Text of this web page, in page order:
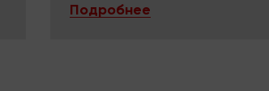
Подробнее